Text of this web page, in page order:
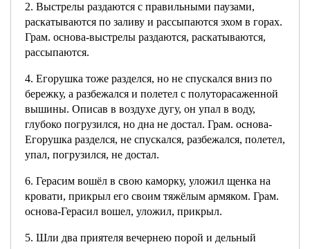
2. Выстрелы раздаются с правильными паузами,
раскатываются по заливу и рассыпаются эхом в горах.
Грам. основа-выстрелы раздаются, раскатываются,
рассыпаются.
4. Егорушка тоже разделся, но не спускался вниз по
бережку, а разбежался и полетел с полуторасаженной
вышины. Описав в воздухе дугу, он упал в воду,
глубоко погрузился, но дна не достал. Грам. основа-
Егорушка разделся, не спускался, разбежался, полетел,
упал, погрузился, не достал.
6. Герасим вошёл в свою каморку, уложил щенка на
кровати, прикрыл его своим тяжёлым армяком. Грам.
основа-Герасил вошел, уложил, прикрыл.
5. Шли два приятеля вечернею порой и дельный